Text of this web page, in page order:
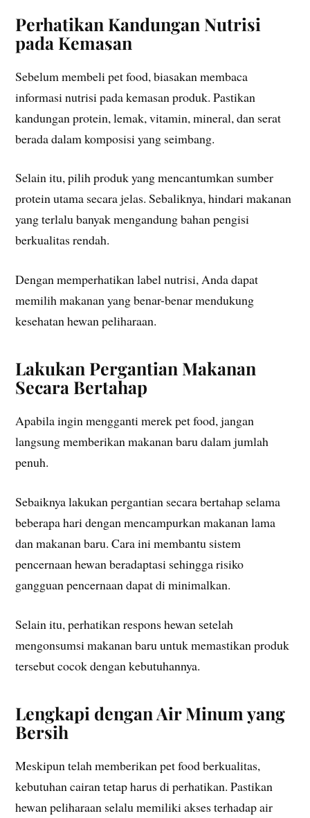
Perhatikan Kandungan Nutrisi
pada Kemasan
Sebelum membeli pet food, biasakan membaca
informasi nutrisi pada kemasan produk. Pastikan
kandungan protein, lemak, vitamin, mineral, dan serat
berada dalam komposisi yang seimbang.
Selain itu, pilih produk yang mencantumkan sumber
protein utama secara jelas. Sebaliknya, hindari makanan
yang terlalu banyak mengandung bahan pengisi
berkualitas rendah.
Dengan memperhatikan label nutrisi, Anda dapat
memilih makanan yang benar-benar mendukung
kesehatan hewan peliharaan.
Lakukan Pergantian Makanan
Secara Bertahap
Apabila ingin mengganti merek pet food, jangan
langsung memberikan makanan baru dalam jumlah
penuh.
Sebaiknya lakukan pergantian secara bertahap selama
beberapa hari dengan mencampurkan makanan lama
dan makanan baru. Cara ini membantu sistem
pencernaan hewan beradaptasi sehingga risiko
gangguan pencernaan dapat di minimalkan.
Selain itu, perhatikan respons hewan setelah
mengonsumsi makanan baru untuk memastikan produk
tersebut cocok dengan kebutuhannya.
Lengkapi dengan Air Minum yang
Bersih
Meskipun telah memberikan pet food berkualitas,
kebutuhan cairan tetap harus di perhatikan. Pastikan
hewan peliharaan selalu memiliki akses terhadap air